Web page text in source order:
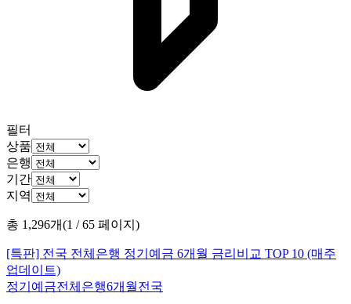
필터
상품
은행
기간
지역
총 1,296개(1 /65 페이지)
[특판] 전국 전체은행 정기예금 6개월 금리비교 TOP 10 (매주
업데이트)
정기예금전체은행6개월전국